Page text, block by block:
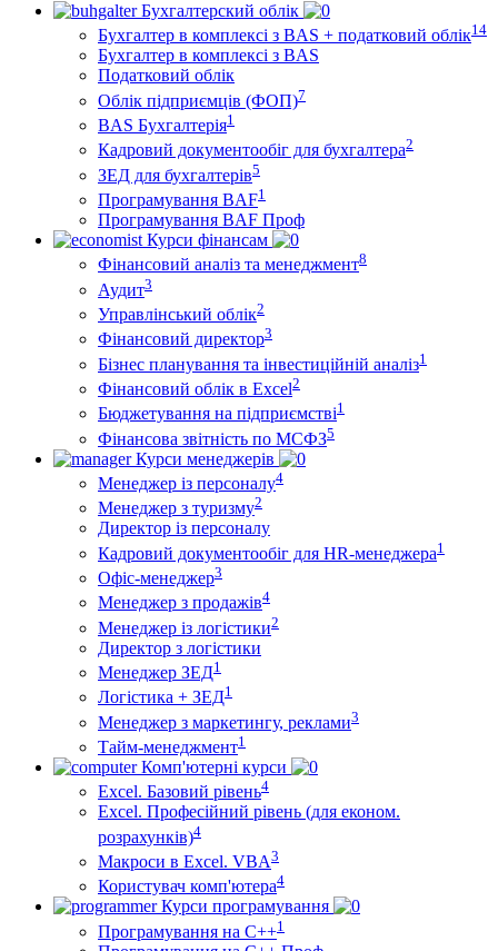
Бухгалтерский облік
Бухгалтер в комплексі з BAS + податковий облік14
Бухгалтер в комплексі з BAS
Податковий облік
Облік підприємців (ФОП)7
BAS Бухгалтерія1
Кадровий документообіг для бухгалтера2
ЗЕД для бухгалтерів5
Програмування BAF1
Програмування BAF Проф
Курси фінансам
Фінансовий аналіз та менеджмент8
Аудит3
Управлінський облік2
Фінансовий директор3
Бізнес планування та інвестиційній аналіз1
Фінансовий облiк в Excel2
Бюджетування на підприємстві1
Фінансова звітність по МСФЗ5
Курси менеджерів
Менеджер із персоналу4
Менеджер з туризму2
Директор iз персоналу
Кадровий документообіг для HR-менеджера1
Офіс-менеджер3
Менеджер з продажів4
Менеджер із логістики2
Директор з логістики
Менеджер ЗEД1
Логістика + ЗЕД1
Менеджер з маркетингу, реклами3
Тайм-менеджмент1
Комп'ютерні курси
Excel. Базовий рівень4
Excel. Професійний рівень (для економ.
розрахунків)4
Макроси в Excel. VBA3
Користувач комп'ютера4
Курси програмування
Програмування на С++1